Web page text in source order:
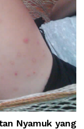
Nyamuk yang